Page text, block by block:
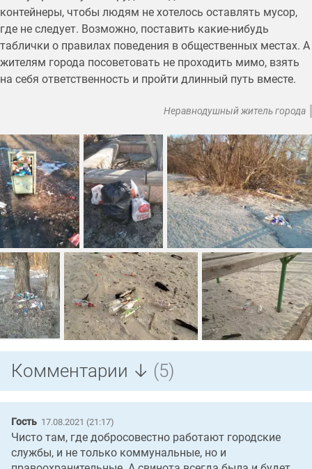
контейнеры, чтобы людям не хотелось оставлять мусор,
где не следует. Возможно, поставить какие-нибудь
таблички о правилах поведения в общественных местах. А
жителям города посоветовать не проходить мимо, взять
на себя ответственность и пройти длинный путь вместе.
Неравнодушный житель города
Комментарии ↓ (5)
Гость 17.08.2021 (21:17)
Чисто там, где добросовестно работают городские
службы, и не только коммунальные, но и